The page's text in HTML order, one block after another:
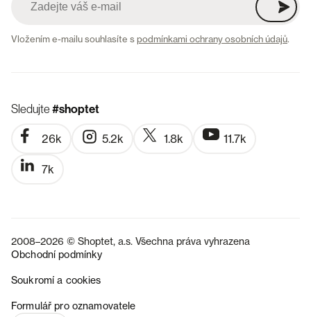
Vložením e-mailu souhlasíte spodmínkami ochrany osobních údajů.
Sledujte#shoptet
26k 5.2k 1.8k 11.7k
7k
2008–2026 © Shoptet, a.s. Všechna práva vyhrazena
Obchodní podmínky
Soukromí a cookies
Formulář pro oznamovatele